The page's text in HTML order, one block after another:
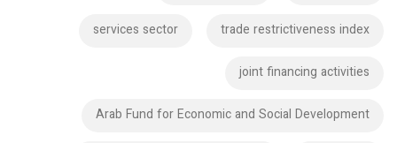
trade restrictiveness index
services sector
joint financing activities
Arab Fund for Economic and Social Development